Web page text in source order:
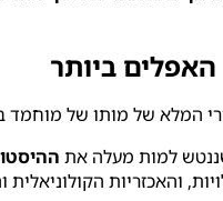
ביותר
המלא של מותו של מוחמד
למות מעלה את
והאכזריות